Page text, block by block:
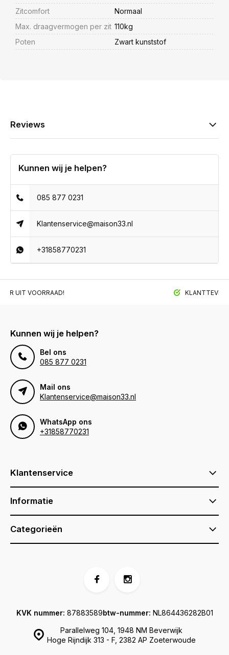
Zitcomfort
Normaal
Max. draagvermogen per zit 110kg
Poten
Zwart kunststof
Reviews
Kunnen wij je helpen?
085 877 0231
Klantenservice@maison33.nl
+31858770231
UIT VOORRAAD!
Kunnen wij je helpen?
Bel ons
085 877 0231
Mail ons
Klantenservice@maison33.nl
WhatsApp ons
+31858770231
Klantenservice
Informatie
Categorieën
Parallelweg 104, 1948 NM Beverwijk
Hoge Rijndijk 313 - F, 2382 AP Zoeterwoude
KVK nummer: 87883589btw-nummer: NL864436282B01